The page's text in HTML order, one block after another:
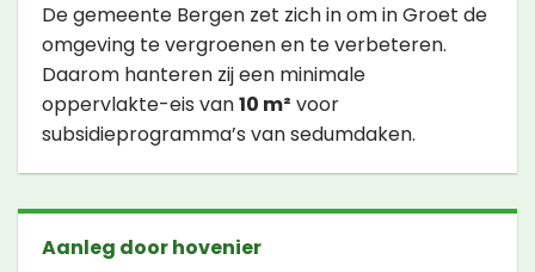
De gemeente Bergen zet zich in om in Groet de
omgeving te vergroenen en te verbeteren.
Daarom hanteren zij een minimale
oppervlakte-eis van10 m² voor
subsidieprogramma’s van sedumdaken.
Aanleg door hovenier